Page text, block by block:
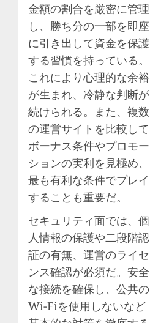
金額の割合を厳密に管理
し、勝ち分の一部を即座
に引き出して資金を保護
する習慣を持っている。
これにより心理的な余裕
が生まれ、冷静な判断が
続けられる。また、複数
の運営サイトを比較して
ボーナス条件やプロモー
ションの実利を見極め、
最も有利な条件でプレイ
することも重要だ。
セキュリティ面では、個
人情報の保護や二段階認
証の有無、運営のライセ
ンス確認が必須だ。安全
な接続を確保し、公共の
Wi-Fiを使用しないなど